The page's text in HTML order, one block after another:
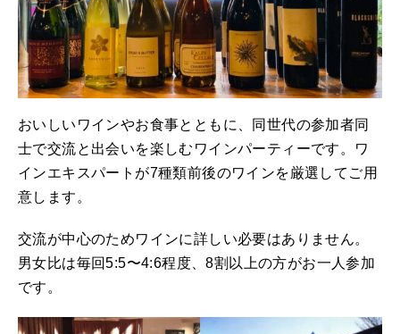
おいしいワインやお食事とともに、同世代の参加者同
士で交流と出会いを楽しむワインパーティーです。ワ
インエキスパートが7種類前後のワインを厳選してご用
意します。
交流が中心のためワインに詳しい必要はありません。
男女比は毎回5:5〜4:6程度、8割以上の方がお一人参加
です。